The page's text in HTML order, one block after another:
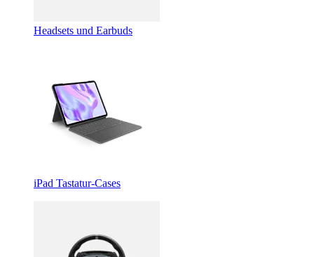
Headsets und Earbuds
iPad Tastatur-Cases